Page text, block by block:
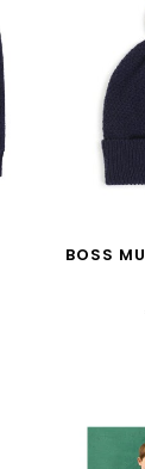
BOSS